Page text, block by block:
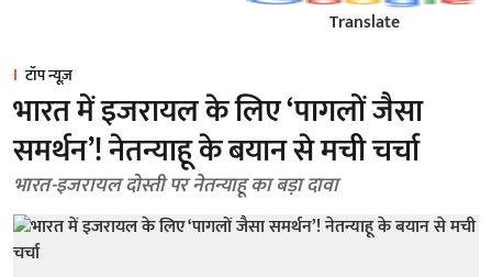
Translate
टॉप न्यूज़
भारत में इजरायल के लिए ‘पागलों जैसा
समर्थन’! नेतन्याहू के बयान से मची चर्चा
भारत-इजरायल दोस्ती पर नेतन्याहू का बड़ा दावा